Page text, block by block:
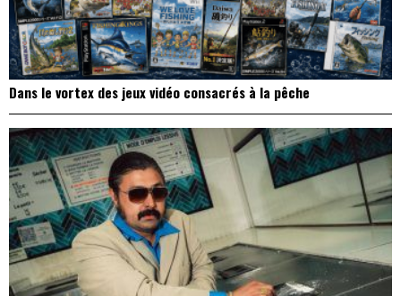
Dans le vortex des jeux vidéo consacrés à la pêche